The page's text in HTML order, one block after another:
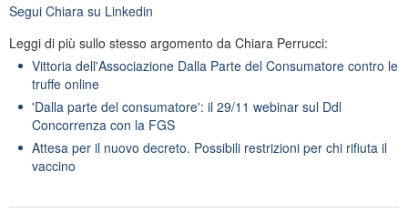
Segui Chiara su Linkedin
Leggi di più sullo stesso argomento da Chiara Perrucci:
Vittoria dell'Associazione Dalla Parte del Consumatore contro le
truffe online
'Dalla parte del consumatore': il 29/11 webinar sul Ddl
Concorrenza con la FGS
Attesa per il nuovo decreto. Possibili restrizioni per chi rifiuta il
vaccino